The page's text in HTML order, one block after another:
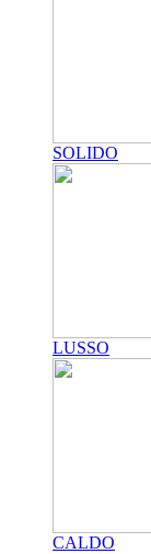
SOLIDO
LUSSO
CALDO